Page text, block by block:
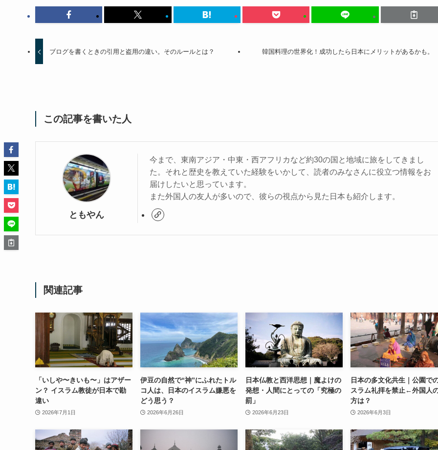
ブログを書くときの引用と盗用の違い。そのルールとは？ 韓国料理の世界化！成功したら日本にメリットがあるかも。
この記事を書いた人
ともやん
今まで、東南アジア・中東・西アフリカなど約30の国と地域に旅をしてきまし
た。それと歴史を教えていた経験をいかして、読者のみなさんに役立つ情報をお
届けしたいと思っています。
また外国人の友人が多いので、彼らの視点から見た日本も紹介します。
関連記事
「いしや〜きいも〜」はアザー
ン？ イスラム教徒が日本で勘
違い
2026年7月1日
伊豆の自然で“神”にふれたトル
コ人は、日本のイスラム嫌悪を
どう思う？
2026年6月26日
日本仏教と西洋思想｜魔よけの
発想・人間にとっての「究極の
罰」
2026年6月23日
日本の多文化共生｜公園で
スラム礼拝を禁止←外国人
方は？
2026年6月3日